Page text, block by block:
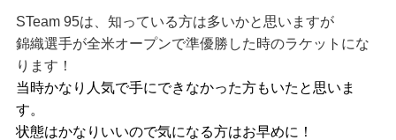
STeam 95は、知っている方は多いかと思いますが
錦織選手が全米オープンで準優勝した時のラケットにな
ります！
当時かなり人気で手にできなかった方もいたと思いま
す。
状態はかなりいいので気になる方はお早めに！